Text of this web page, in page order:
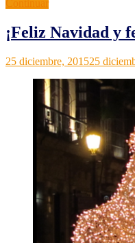
¡Feliz Navidad y
Grupos
Noticias
25 diciembre, 201525